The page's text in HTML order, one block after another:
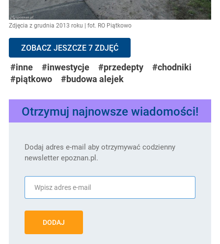
Zdjęcia z grudnia 2013 roku | fot. RO Piątkowo
ZOBACZ JESZCZE 7 ZDJĘĆ
#inne #inwestycje #przedepty
#chodniki
#piątkowo
#budowa alejek
Otrzymuj najnowsze wiadomości!
Dodaj adres e-mail aby otrzymywać codzienny
newsletter epoznan.pl.
DODAJ